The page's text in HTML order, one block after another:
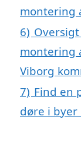
montering
6)
montering
Viborg
7) Find en
døre i